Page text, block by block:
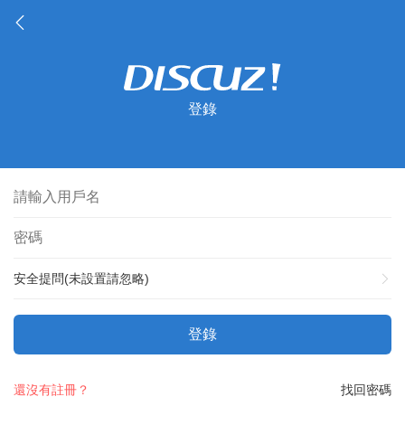
登錄
安全提問(未設置請忽略)
登錄
找回密碼
還沒有註冊？